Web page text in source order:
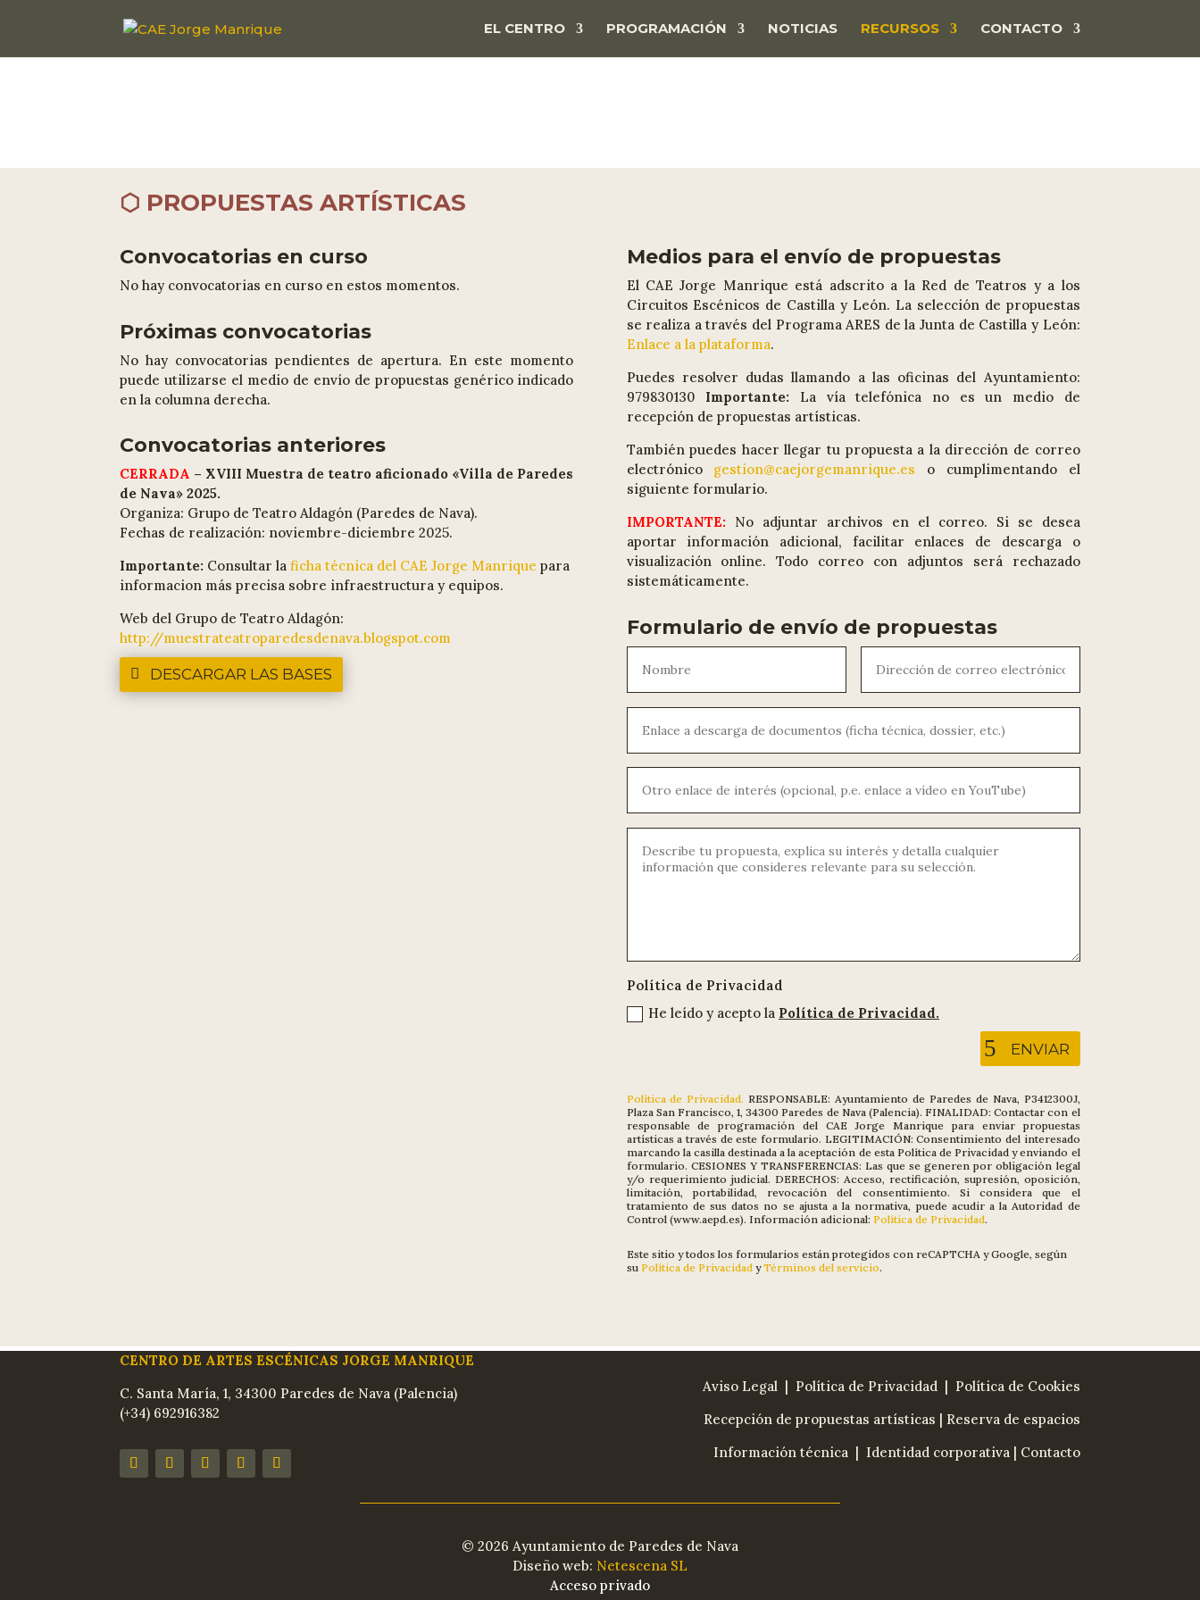
EL CENTRO PROGRAMACIÓN NOTICIAS RECURSOS CONTACTO
⬡ PROPUESTAS ARTÍSTICAS
Convocatorias en curso
No hay convocatorias en curso en estos momentos.
Próximas convocatorias
No hay convocatorias pendientes de apertura. En este momento
puede utilizarse el medio de envío de propuestas genérico indicado
en la columna derecha.
Convocatorias anteriores
CERRADA – XVIII Muestra de teatro aficionado «Villa de Paredes
de Nava» 2025.
Organiza: Grupo de Teatro Aldagón (Paredes de Nava).
Fechas de realización: noviembre-diciembre 2025.
Importante: Consultar laficha técnica del CAE Jorge Manrique para
informacion más precisa sobre infraestructura y equipos.
Web del Grupo de Teatro Aldagón:
http://muestrateatroparedesdenava.blogspot.com
DESCARGAR LAS BASES
Medios para el envío de propuestas
El CAE Jorge Manrique está adscrito a la Red de Teatros y a los
Circuitos Escénicos de Castilla y León. La selección de propuestas
se realiza a través del Programa ARES de la Junta de Castilla y León:
Enlace a la plataforma.
Puedes resolver dudas llamando a las oficinas del Ayuntamiento:
979830130 Importante: La vía telefónica no es un medio de
recepción de propuestas artísticas.
También puedes hacer llegar tu propuesta a la dirección de correo
electrónico gestion@caejorgemanrique.es o cumplimentando el
siguiente formulario.
IMPORTANTE:
No adjuntar archivos en el correo. Si se desea
aportar información adicional, facilitar enlaces de descarga o
visualización online. Todo correo con adjuntos será rechazado
sistemáticamente.
Formulario de envío de propuestas
Política de Privacidad
He leído y acepto la Política de Privacidad.
ENVIAR
Política de Privacidad. RESPONSABLE: Ayuntamiento de Paredes de Nava, P3412300J,
Plaza San Francisco, 1, 34300 Paredes de Nava (Palencia). FINALIDAD: Contactar con el
responsable de programación del CAE Jorge Manrique para enviar propuestas
artísticas a través de este formulario. LEGITIMACIÓN: Consentimiento del interesado
marcando la casilla destinada a la aceptación de esta Política de Privacidad y enviando el
formulario. CESIONES Y TRANSFERENCIAS: Las que se generen por obligación legal
y/o requerimiento judicial. DERECHOS: Acceso, rectificación, supresión, oposición,
limitación, portabilidad, revocación del consentimiento. Si considera que el
tratamiento de sus datos no se ajusta a la normativa, puede acudir a la Autoridad de
Control (www.aepd.es). Información adicional: Política de Privacidad.
Este sitio y todos los formularios están protegidos con reCAPTCHA y Google, según
su Política de PrivacidadyTérminos del servicio.
CENTRO DE ARTES ESCÉNICAS JORGE MANRIQUE
C. Santa María, 1, 34300 Paredes de Nava (Palencia)
(+34) 692916382
Aviso Legal | Política de Privacidad
| Política de Cookies
Recepción de propuestas artísticas
Reserva de espacios
Información técnica| Identidad corporativa| Contacto
© 2026 Ayuntamiento de Paredes de Nava
Diseño web: Netescena SL
Acceso privado